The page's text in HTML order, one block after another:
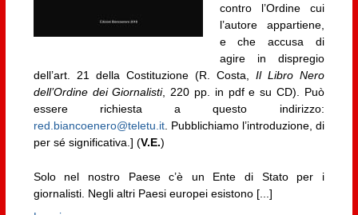
contro l’Ordine cui
l’autore appartiene,
e che accusa di
agire in dispregio
dell’art. 21 della Costituzione (R. Costa, Il Libro Nero
dell’Ordine dei Giornalisti, 220 pp. in pdf e su CD). Può
essere richiesta a questo indirizzo:
red.biancoenero@teletu.it. Pubblichiamo l’introduzione, di
per sé significativa.] (V.E.)
Solo nel nostro Paese c’è un Ente di Stato per i
giornalisti. Negli altri Paesi europei esistono [...]